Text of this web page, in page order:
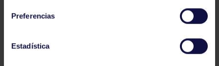
Preferencias
Estadística